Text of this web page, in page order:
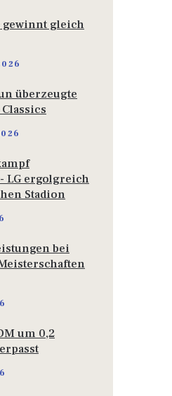
gewinnt gleich
überzeugte
LG ergolgreich
Stadion
bei
um 0,2